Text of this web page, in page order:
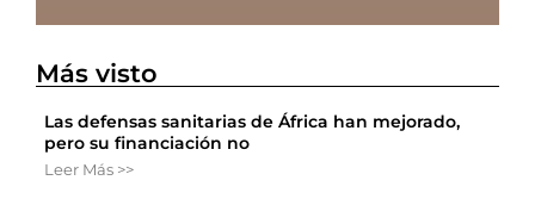
Más visto
Las defensas sanitarias de África han mejorado,
pero su financiación no
Leer Más >>